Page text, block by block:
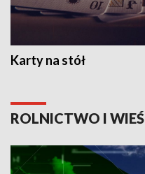
Karty na stół
ROLNICTWO I WIEŚ